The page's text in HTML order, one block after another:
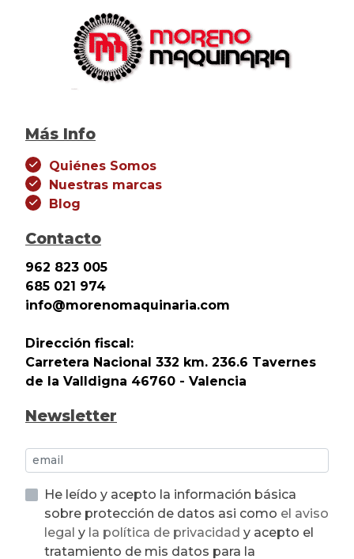
Más Info
Quiénes Somos
Nuestras marcas
Blog
Contacto
962 823 005
685 021 974
info@morenomaquinaria.com
Dirección fiscal:
Carretera Nacional 332 km. 236.6 Tavernes
de la Valldigna 46760 - Valencia
Newsletter
He leído y acepto la información básica
sobre protección de datos asi como el aviso
legal y la política de privacidad y acepto el
tratamiento de mis datos para la